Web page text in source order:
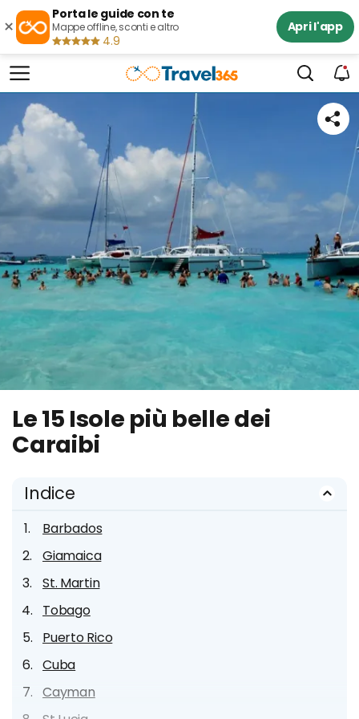
×
Porta le guide con te
Mappe offline, sconti e altro
4.9
Apri l'app
Le 15 Isole più belle dei
Caraibi
Indice
Barbados
Giamaica
St. Martin
Tobago
Puerto Rico
Cuba
Cayman